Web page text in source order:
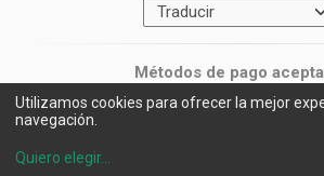
Métodos de pago
Utilizamos cookies para ofrecer la mejor
navegación.
Quiero elegir...